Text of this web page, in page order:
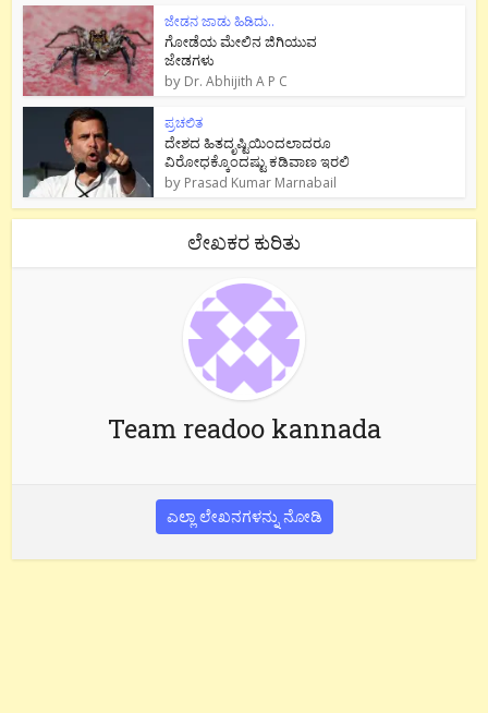
ಜೇಡನ ಜಾಡು ಹಿಡಿದು..
ಗೋಡೆಯ ಮೇಲಿನ ಜಿಗಿಯುವ
ಜೇಡಗಳು
by Dr. Abhijith A P C
ಪ್ರಚಲಿತ
ದೇಶದ ಹಿತದೃಷ್ಟಿಯಿಂದಲಾದರೂ
ವಿರೋಧಕ್ಕೊಂದಷ್ಟು ಕಡಿವಾಣ ಇರಲಿ
by Prasad Kumar Marnabail
ಲೇಖಕರ ಕುರಿತು
Team readoo kannada
ಎಲ್ಲಾ ಲೇಖನಗಳನ್ನು ನೋಡಿ